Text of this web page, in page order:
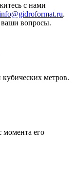
с нами
.
вопросы.
метров.
момента его